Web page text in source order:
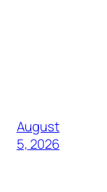
August
5, 2026